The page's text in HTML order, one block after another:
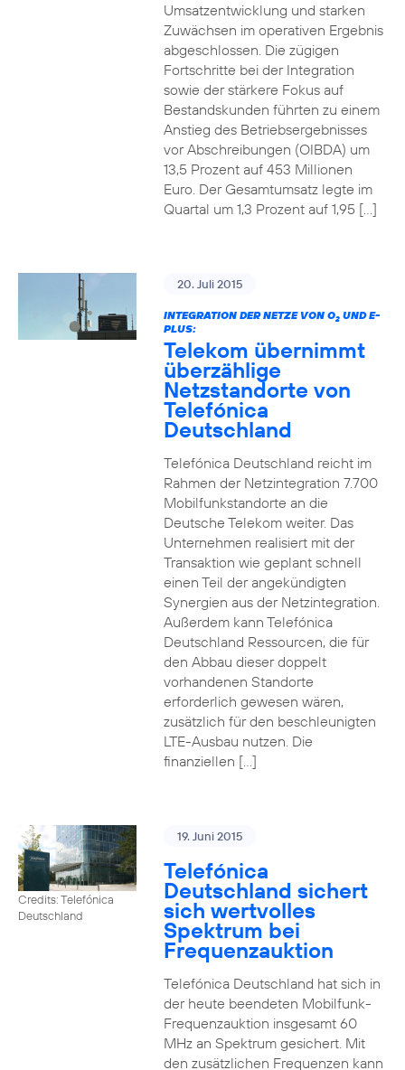
Umsatzentwicklung und starken
Zuwächsen im operativen Ergebnis
abgeschlossen. Die zügigen
Fortschritte bei der Integration
sowie der stärkere Fokus auf
Bestandskunden führten zu einem
Anstieg des Betriebsergebnisses
vor Abschreibungen (OIBDA) um
13,5 Prozent auf 453 Millionen
Euro. Der Gesamtumsatz legte im
Quartal um 1,3 Prozent auf 1,95 […]
20. Juli 2015
INTEGRATION DER NETZE VON O2UND E-
PLUS:
Telekom übernimmt
überzählige
Netzstandorte von
Telefónica
Deutschland
Telefónica Deutschland reicht im
Rahmen der Netzintegration 7.700
Mobilfunkstandorte an die
Deutsche Telekom weiter. Das
Unternehmen realisiert mit der
Transaktion wie geplant schnell
einen Teil der angekündigten
Synergien aus der Netzintegration.
Außerdem kann Telefónica
Deutschland Ressourcen, die für
den Abbau dieser doppelt
vorhandenen Standorte
erforderlich gewesen wären,
zusätzlich für den beschleunigten
LTE-Ausbau nutzen. Die
finanziellen […]
Credits: Telefónica
Deutschland
19. Juni 2015
Telefónica
Deutschland sichert
sich wertvolles
Spektrum bei
Frequenzauktion
Telefónica Deutschland hat sich in
der heute beendeten Mobilfunk-
Frequenzauktion insgesamt 60
MHz an Spektrum gesichert. Mit
den zusätzlichen Frequenzen kann